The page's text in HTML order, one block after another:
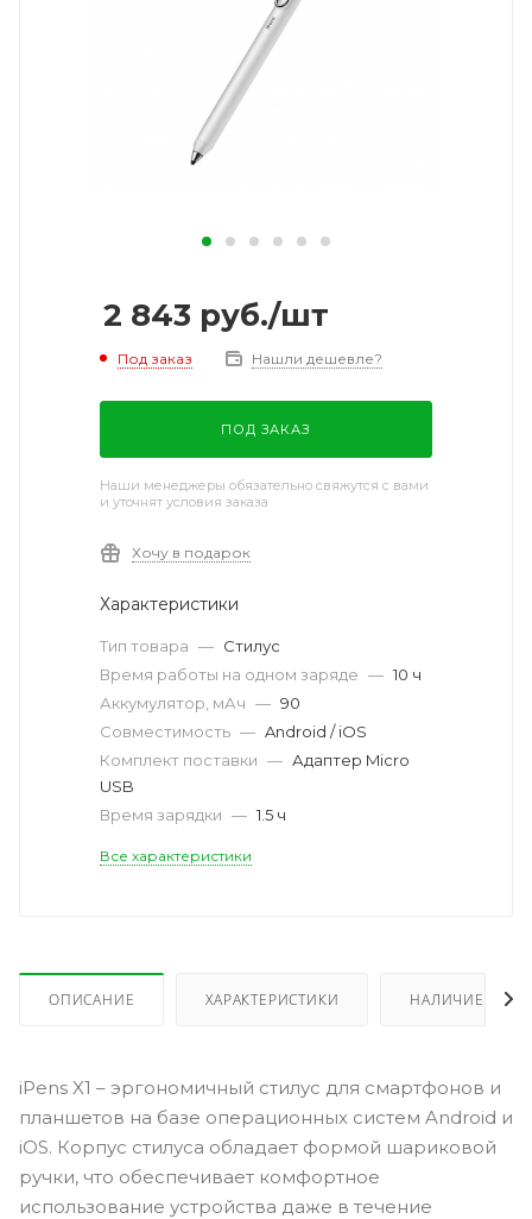
2 843 руб./шт
Под заказ Нашли дешевле?
ПОД ЗАКАЗ
Наши менеджеры обязательно свяжутся с вами
и уточнят условия заказа
Хочу в подарок
Характеристики
Тип товара — Стилус
Время работы на одном заряде — 10 ч
Аккумулятор, мАч — 90
Совместимость — Android / iOS
Комплект поставки — Адаптер Micro
USB
Время зарядки — 1.5 ч
Все характеристики
ОПИСАНИЕ ХАРАКТЕРИСТИКИ НАЛИЧИЕ
iPens X1 – эргономичный стилус для смартфонов и
планшетов на базе операционных систем Android и
iOS. Корпус стилуса обладает формой шариковой
ручки, что обеспечивает комфортное
использование устройства даже в течение